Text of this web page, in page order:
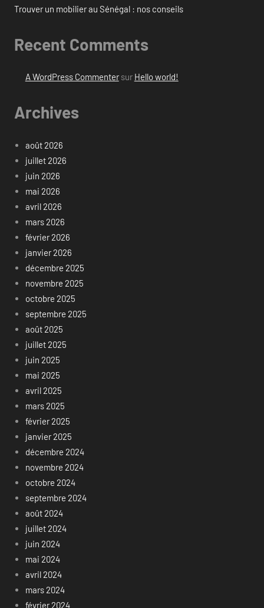
Trouver un mobilier au Sénégal : nos conseils
Recent Comments
A WordPress Commentersur Hello world!
Archives
août 2026
juillet 2026
juin 2026
mai 2026
avril 2026
mars 2026
février 2026
janvier 2026
décembre 2025
novembre 2025
octobre 2025
septembre 2025
août 2025
juillet 2025
juin 2025
mai 2025
avril 2025
mars 2025
février 2025
janvier 2025
décembre 2024
novembre 2024
octobre 2024
septembre 2024
août 2024
juillet 2024
juin 2024
mai 2024
avril 2024
mars 2024
février 2024